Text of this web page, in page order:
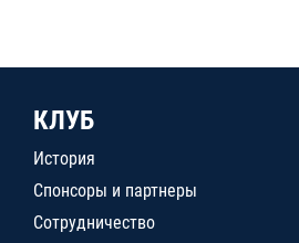
КЛУБ
История
Спонсоры и партнеры
Сотрудничество